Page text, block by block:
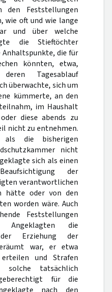
Feststellungen
wie oft und wie lange
und über welche
die Stieftöchter
die für
könnten, etwa,
Tagesablauf
überwachte, sich um
kümmerte, an den
im Haushalt
diese abends zu
nicht zu entnehmen.
die bisherigen
nicht
sich als einen
der
verantwortlichen
hätte oder von den
worden wäre. Auch
Feststellungen
Angeklagten die
Erziehung der
war, er etwa
und Strafen
solche tatsächlich
für die